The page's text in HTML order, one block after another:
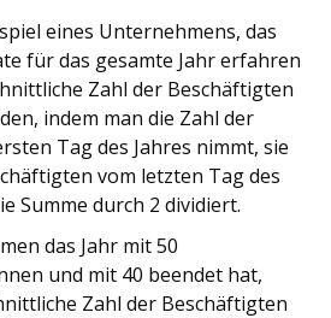
eines Unternehmens, das
für das gesamte Jahr erfahren
Zahl der Beschäftigten
indem man die Zahl der
Tag des Jahres nimmt, sie
vom letzten Tag des
Summe durch 2 dividiert.
das Jahr mit 50
und mit 40 beendet hat,
Zahl der Beschäftigten